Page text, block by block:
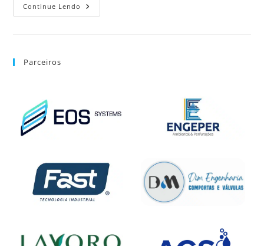
Continue Lendo
Parceiros